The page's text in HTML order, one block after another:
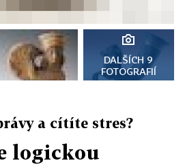
DALŠÍCH 9
FOTOGRAFIÍ
a cítíte stres?
logickou